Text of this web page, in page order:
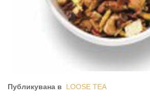
Публикувана в LOOSE TEA